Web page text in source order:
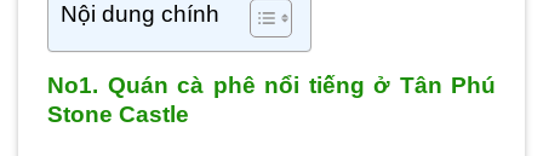
Nội dung chính
No1. Quán cà phê nổi tiếng ở Tân Phú
Stone Castle